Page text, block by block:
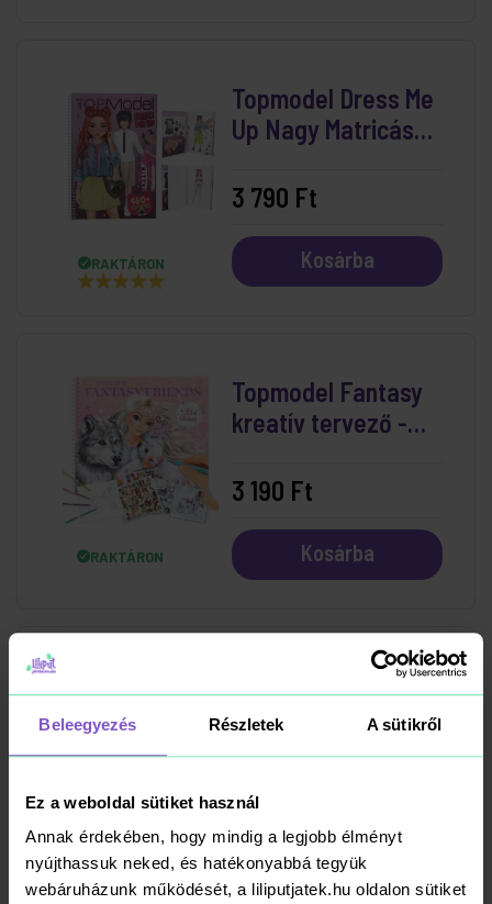
Beleegyezés Részletek A sütikről
Ez a weboldal sütiket használ
Annak érdekében, hogy mindig a legjobb élményt
nyújthassuk neked, és hatékonyabbá tegyük
webáruházunk működését, a liliputjatek.hu oldalon sütiket
RAKTÁRON
Topmodel Dress Me
Up Nagy Matricás
3 790 Ft
Kosárba
RAKTÁRON
Topmodel Fantasy
kreatív tervező -
3 190 Ft
Kosárba
RAKTÁRON
Topmodel Matricás
Tervező Mermaid
Kosárba